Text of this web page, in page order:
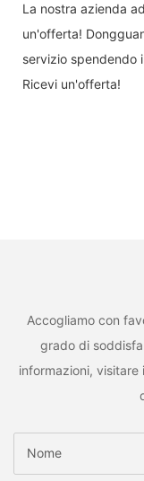
La nostra azienda
un'offerta!
servizio spendendo
Ricevi un'offerta!
Accogliamo con
grado di
informazioni,
Nome